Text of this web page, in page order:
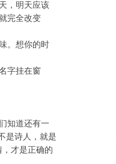
，明天应该
完全改变
。想你的时
字挂在窗
知道还有一
是诗人，就是
才是正确的